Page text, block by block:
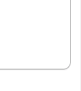
O valor total será
não encontrar